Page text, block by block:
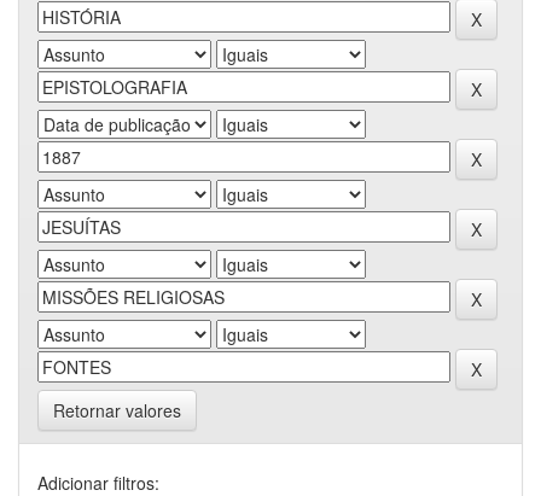
Retornar valores
Adicionar filtros: